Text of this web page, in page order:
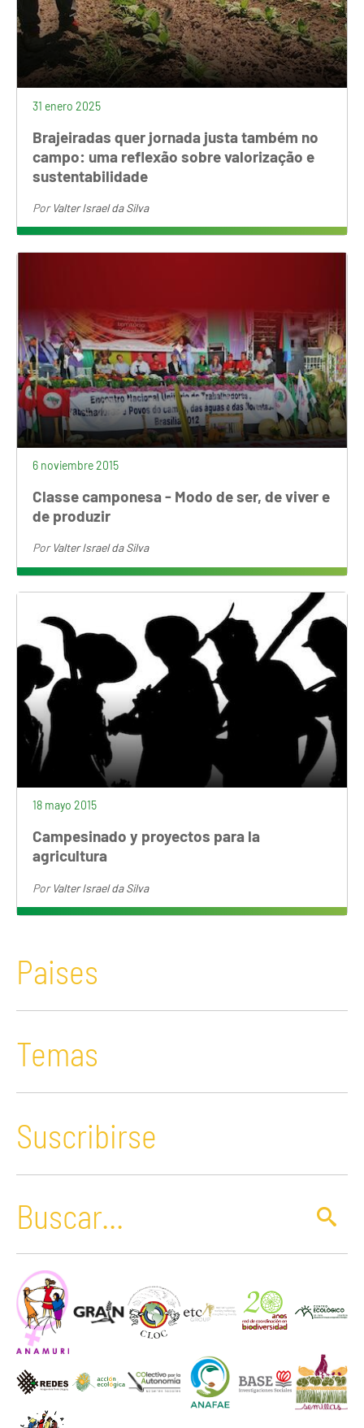
31 enero 2025
Brajeiradas quer jornada justa também no
campo: uma reflexão sobre valorização e
sustentabilidade
Por Valter Israel da Silva
6 noviembre 2015
Classe camponesa - Modo de ser, de viver e
de produzir
Por Valter Israel da Silva
18 mayo 2015
Campesinado y proyectos para la
agricultura
Por Valter Israel da Silva
Paises
Temas
Suscribirse